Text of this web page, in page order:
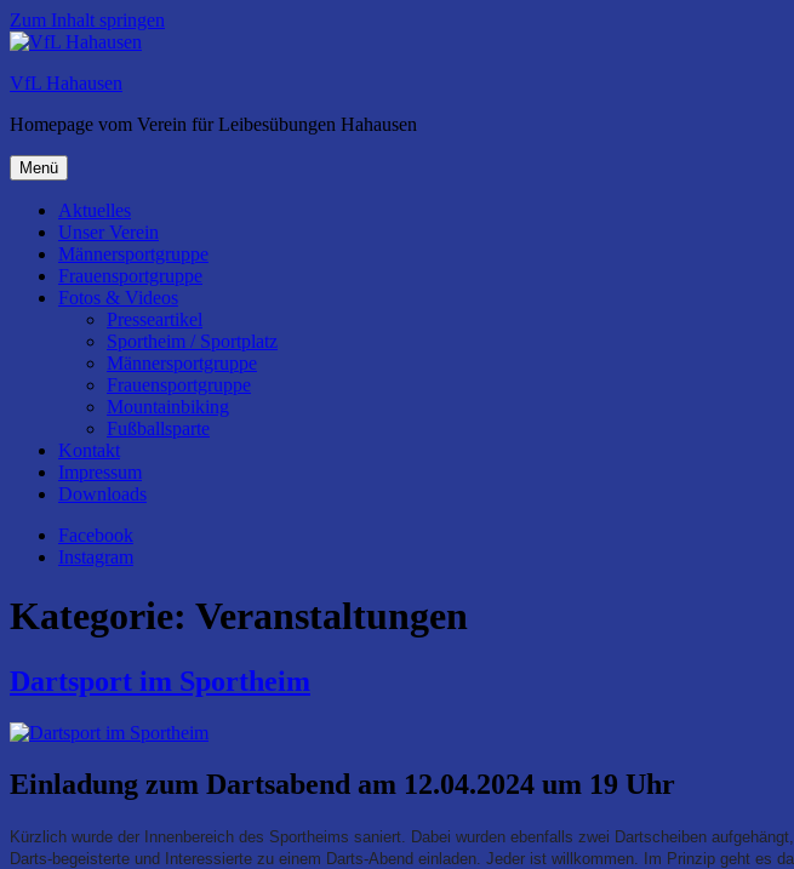
Zum Inhalt springen
VfL Hahausen
Homepage vom Verein für Leibesübungen Hahausen
Menü
Aktuelles
Unser Verein
Männersportgruppe
Frauensportgruppe
Fotos & Videos
Presseartikel
Sportheim / Sportplatz
Männersportgruppe
Frauensportgruppe
Mountainbiking
Fußballsparte
Kontakt
Impressum
Downloads
Facebook
Instagram
Kategorie: Veranstaltungen
Dartsport im Sportheim
Einladung zum Dartsabend am 12.04.2024 um 19 Uhr
Kürzlich wurde der Innenbereich des Sportheims saniert. Dabei wurden ebenfalls zwei Dartscheiben
Darts-begeisterte und Interessierte zu einem Darts-Abend einladen. Jeder ist willkommen. Im Prinzip geht